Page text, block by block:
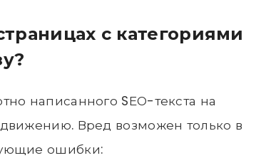
с категориями
написанного SЕО-текста на
Вред возможен только в
ошибки: